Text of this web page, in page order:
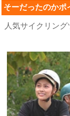
そーだったのか
人気サイクリン